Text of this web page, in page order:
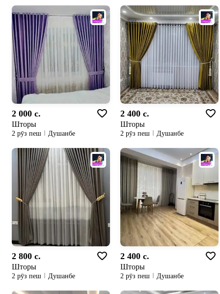
2 000 c.
Шторы
2 рӯз пеш Душанбе
2 400 c.
Шторы
2 рӯз пеш Душанбе
2 800 c.
Шторы
2 рӯз пеш Душанбе
2 400 c.
Шторы
2 рӯз пеш Душанбе